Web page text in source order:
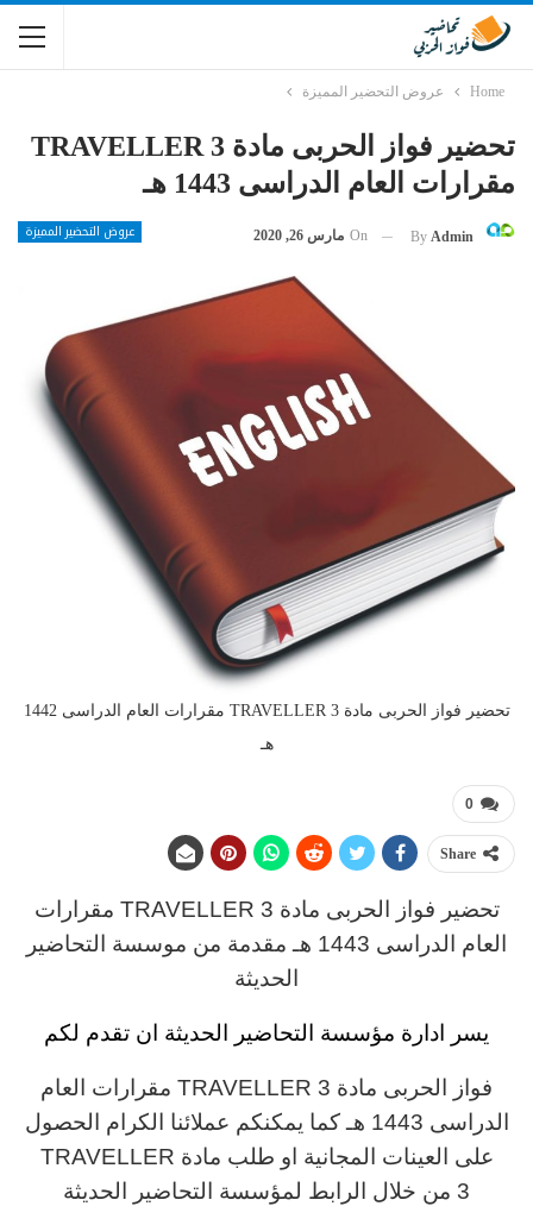
Home عروض التحضير المميزة
تحضير فواز الحربى مادة TRAVELLER 3
مقرارات العام الدراسى 1443 هـ
عروض التحضير المميزة By Admin
On مارس 26, 2020
تحضير فواز الحربى مادة TRAVELLER 3 مقرارات العام الدراسى 1442
هـ
0
Share
تحضير فواز الحربى مادة TRAVELLER 3
مقرارات
العام الدراسى
1443 هـ مقدمة من موسسة التحاضير
الحديثة
يسر ادارة مؤسسة التحاضير الحديثة ان تقدم لكم
فواز الحربى مادة TRAVELLER 3
مقرارات العام
الدراسى
1443 هـ كما يمكنكم عملائنا الكرام الحصول
على العينات المجانية او طلب مادة TRAVELLER
3 من خلال الرابط لمؤسسة التحاضير الحديثة